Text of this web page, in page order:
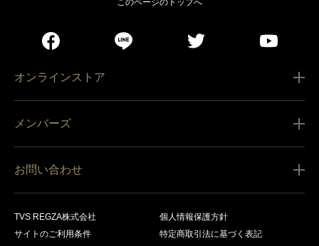
このページのトップへ
オンラインストア
営業日カレンダー
メンバーズ
会員規約
商品登録
お問い合わせ
TVS REGZA株式会社
個人情報保護方針
サイトのご利用条件
特定商取引法に基づく表記